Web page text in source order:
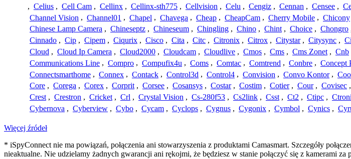
, Celius , Cell Cam , Cellinx , Cellinx-sth775 , Cellvision , Celu , Cengiz , Cennan , Censee ,
Channel Vision , Channel01 , Chapel , Chavega , Cheap , CheapCam , Cherry Mobile , Chicony
Chinese Lamp Camera , Chineseptz , Chineseum , Chingling , Chino , Chint , Choice , Chongro
Cinnado , Cip , Cipem , Ciqurix , Cisco , Cita , Citc , Citronix , Citrox , Citystar , Citysync ,
Cloud , Cloud Ip Camera , Cloud2000 , Cloudcam , Cloudlive , Cmos , Cms , Cms Zonet , Cnb
Communications Line , Compro , Compufix4u , Coms , Comtac , Comtrend , Conbre , Concept
Connectsmarthome , Connex , Contack , Control3d , Control4 , Convision , Convo Kontor ,
Core , Corega , Corex , Corprit , Corsee , Cosansys , Costar , Costim , Cotier , Cour , Covisec ,
Crest , Crestron , Cricket , Crl , Crystal Vision , Cs-280f53 , Cs2link , Csst , Ct2 , Ctipc ,
Cybernova , Cyberview , Cybo , Cycam , Cyclops , Cygnus , Cygonix , Cymbol , Cynics ,
Więcej źródeł
* iSpyConnect nie ma powiązań, połączenia ani stowarzyszenia z produktami Camasmart. Szczegóły
nieaktualne. Nie udzielamy żadnych gwarancji ani rękojmi, że będziesz w stanie połączyć się z kamerami